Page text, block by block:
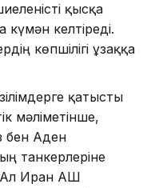
қысқа
келтіреді.
көпшілігі ұзаққа
қатысты
мәліметінше,
бен Аден
танкерлеріне
Иран АҚШ